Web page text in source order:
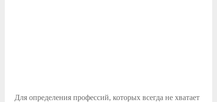
Для определения профессий, которых всегда не хватает